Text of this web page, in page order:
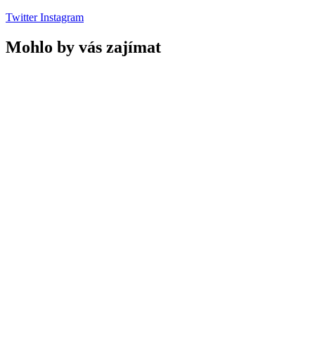
TwitterInstagram
Mohlo by vás zajímat